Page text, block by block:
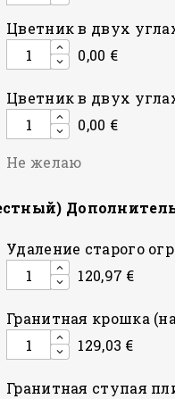
Цветник в двух
0,00 €
Цветник в двух
0,00 €
Не желаю
Удаление старого
120,97 €
Гранитная крошка
129,03 €
Гранитная ступая